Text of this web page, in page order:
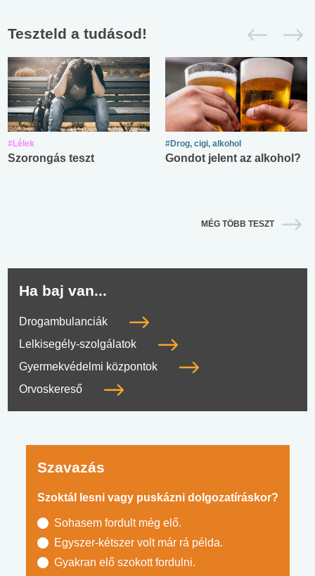
Teszteld a tudásod!
#Lélek
Szorongás teszt
#Drog, cigi, alkohol
Gondot jelent az alkohol?
MÉG TÖBB TESZT
Ha baj van...
Drogambulanciák
Lelkisegély-szolgálatok
Gyermekvédelmi központok
Orvoskereső
Szavazás
Szoktál lesni vagy puskázni dolgozatíráskor?
Sohasem fordult még elő.
Egyszer-kétszer volt már rá példa.
Gyakran elő szokott fordulni.